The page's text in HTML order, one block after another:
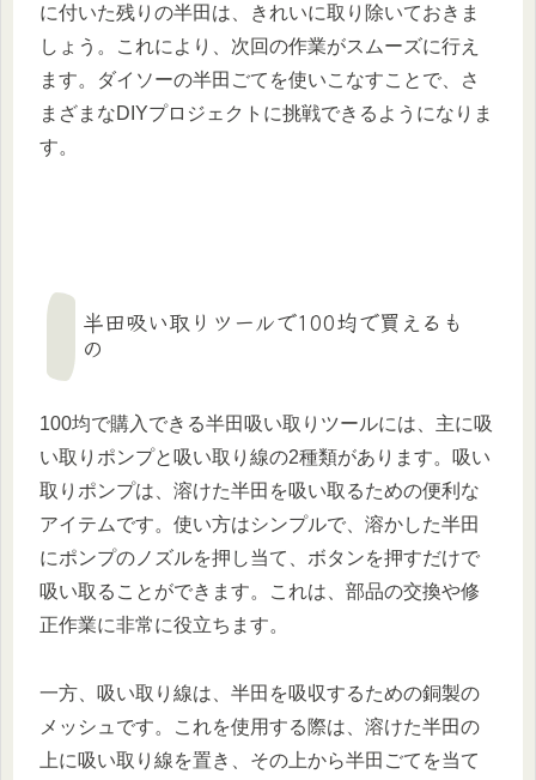
に付いた残りの半田は、きれいに取り除いておきま
しょう。これにより、次回の作業がスムーズに行え
ます。ダイソーの半田ごてを使いこなすことで、さ
まざまなDIYプロジェクトに挑戦できるようになりま
す。
半田吸い取りツールで100均で買えるも
の
100均で購入できる半田吸い取りツールには、主に吸
い取りポンプと吸い取り線の2種類があります。吸い
取りポンプは、溶けた半田を吸い取るための便利な
アイテムです。使い方はシンプルで、溶かした半田
にポンプのノズルを押し当て、ボタンを押すだけで
吸い取ることができます。これは、部品の交換や修
正作業に非常に役立ちます。
一方、吸い取り線は、半田を吸収するための銅製の
メッシュです。これを使用する際は、溶けた半田の
上に吸い取り線を置き、その上から半田ごてを当て